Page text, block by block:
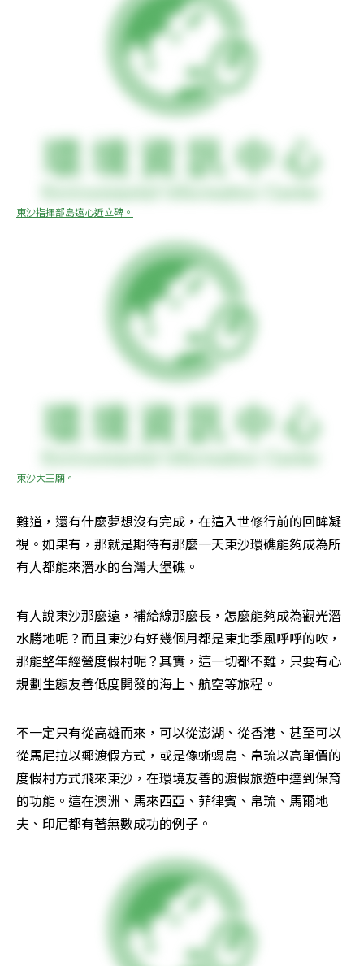
東沙指揮部島遠心近立碑。
東沙大王廟。
難道，還有什麼夢想沒有完成，在這入世修行前的回眸凝
視。如果有，那就是期待有那麼一天東沙環礁能夠成為所
有人都能來潛水的台灣大堡礁。
有人說東沙那麼遠，補給線那麼長，怎麼能夠成為觀光潛
水勝地呢？而且東沙有好幾個月都是東北季風呼呼的吹，
那能整年經營度假村呢？其實，這一切都不難，只要有心
規劃生態友善低度開發的海上、航空等旅程。
不一定只有從高雄而來，可以從澎湖、從香港、甚至可以
從馬尼拉以郵渡假方式，或是像蜥蜴島、帛琉以高單價的
度假村方式飛來東沙，在環境友善的渡假旅遊中達到保育
的功能。這在澳洲、馬來西亞、菲律賓、帛琉、馬爾地
夫、印尼都有著無數成功的例子。